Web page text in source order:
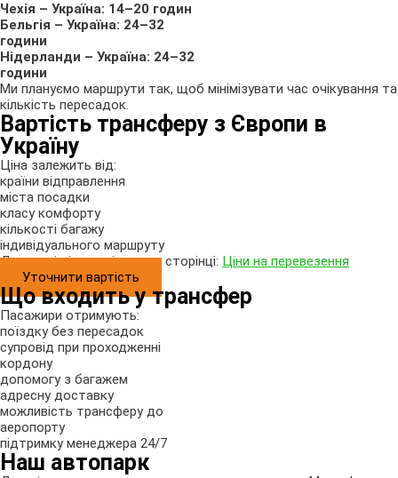
Чехія – Україна: 14–20 годин
Бельгія – Україна: 24–32
години
Нідерланди – Україна: 24–32
години
Ми плануємо маршрути так, щоб мінімізувати час очікування та
кількість пересадок.
Вартість трансферу з Європи в
Україну
Ціна залежить від:
країни відправлення
міста посадки
класу комфорту
кількості багажу
індивідуального маршруту
Детальні ціни дивіться на сторінці: Ціни на перевезення
Уточнити вартість
Що входить у трансфер
Пасажири отримують:
поїздку без пересадок
супровід при проходженні
кордону
допомогу з багажем
адресну доставку
можливість трансферу до
аеропорту
підтримку менеджера 24/7
Наш автопарк